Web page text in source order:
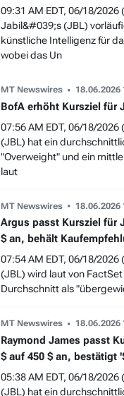
09:31 AM EDT, 06/18/2026
Jabil&#039;s (JBL)
künstliche Intelligenz für
wobei das Un
MT Newswires 18.06.2026
BofA erhöht Kursziel für
07:56 AM EDT, 06/18/
(JBL) hat ein
"Overweight" und ein
laut
MT Newswires 18.06.2026
Argus passt Kursziel für
$ an, behält
07:54 AM EDT, 06/18/
(JBL) wird laut von
Durchschnitt als
MT Newswires 18.06.2026
Raymond James passt
$ auf 450 $ an, bestätigt
05:38 AM EDT, 06/18/
(JBL) hat ein